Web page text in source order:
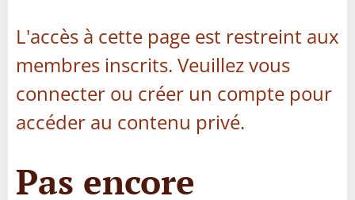
L'accès à cette page est restreint aux
membres inscrits. Veuillez vous
connecter ou créer un compte pour
accéder au contenu privé.
Pas encore